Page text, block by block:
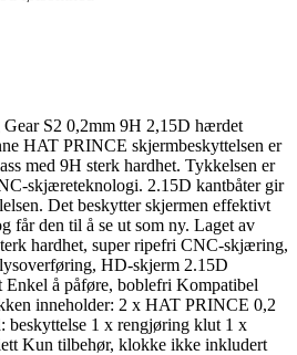
S2 0,2mm 9H 2,15D hærdet
HAT PRINCE skjermbeskyttelsen er
med 9H sterk hardhet. Tykkelsen er
skjæreteknologi. 2.15D kantbåter gir
Det beskytter skjermen effektivt
får den til å se ut som ny. Laget av
hardhet, super ripefri CNC-skjæring,
HD-skjerm 2.15D
å påføre, boblefri Kompatibel
inneholder: 2 x HAT PRINCE 0,2
1 x rengjøring klut 1 x
Kun tilbehør, klokke ikke inkludert